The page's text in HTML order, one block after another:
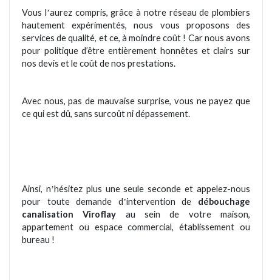
Vous l’aurez compris, grâce à notre réseau de plombiers
hautement expérimentés, nous vous proposons des
services de qualité, et ce, à moindre coût ! Car nous avons
pour politique d’être entièrement honnêtes et clairs sur
nos devis et le coût de nos prestations.
Avec nous, pas de mauvaise surprise, vous ne payez que
ce qui est dû, sans surcoût ni dépassement.
Ainsi, n’hésitez plus une seule seconde et appelez-nous
pour toute demande d’intervention de débouchage
canalisation Viroflay au sein de votre maison,
appartement ou espace commercial, établissement ou
bureau !